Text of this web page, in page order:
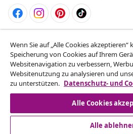
Vom Vertrag zurücktreten
Reiche einen Widerrufsantrag
ein.
Vom Vertrag
Wenn Sie auf „Alle Cookies
Speicherung von Cookies auf Ihrem
Websitenavigation zu verbessern,
Websitenutzung zu analysieren und
zu unterstützen. Datenschutz- und
Alle Cookies
Alle